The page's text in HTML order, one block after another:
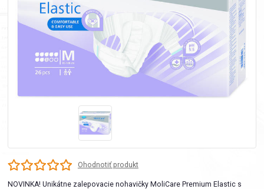
Ohodnotiť produkt
NOVINKA! Unikátne zalepovacie nohavičky MoliCare Premium Elastic s